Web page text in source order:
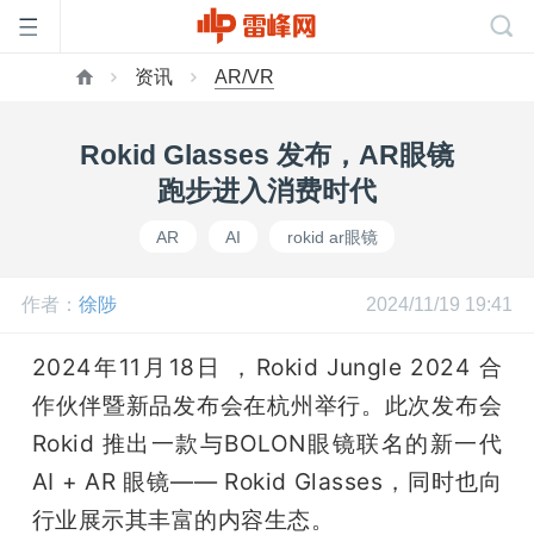
网
开
资讯 AR/VR
Rokid Glasses 发布，AR眼镜
跑步进入消费时代
AR AI rokid ar眼镜
作者： 徐陟 2024/11/19 19:41
2024年11月18日 ，Rokid Jungle 2024 合
作伙伴暨新品发布会在杭州举行。此次发布会
Rokid 推出一款与BOLON眼镜联名的新一代
AI + AR 眼镜—— Rokid Glasses，同时也向
行业展示其丰富的内容生态。